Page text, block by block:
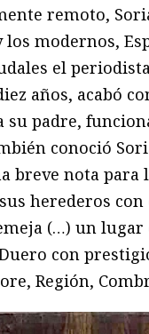
remoto,
los modernos,
el
años, acabó
su padre,
conoció
breve nota para
herederos
(…) un lugar
con
Región,